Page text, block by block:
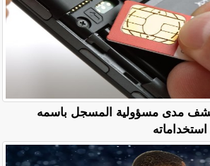
مدى مسؤولية المسجل باسمه